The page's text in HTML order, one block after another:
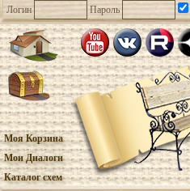
Логин Пароль
Моя Корзина
Мои Диалоги
Каталог схем